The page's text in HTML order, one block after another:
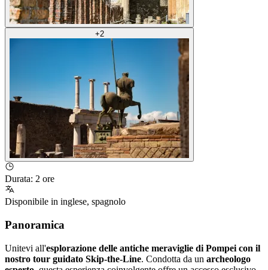
+2
Durata: 2 ore
Disponibile in inglese, spagnolo
Panoramica
Unitevi all'esplorazione delle antiche meraviglie di Pompei con il
nostro tour guidato Skip-the-Line. Condotta da un archeologo